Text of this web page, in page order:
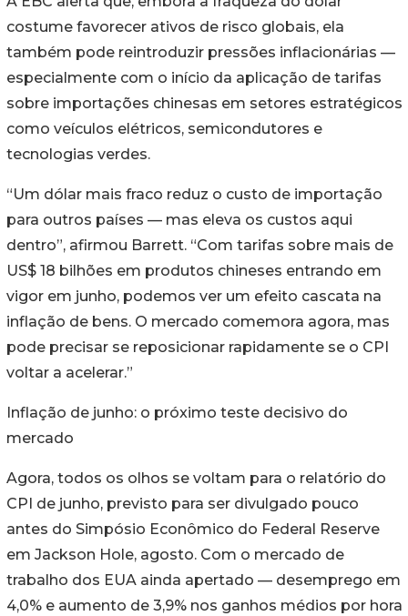
costume favorecer ativos de risco globais, ela
também pode reintroduzir pressões inflacionárias —
especialmente com o início da aplicação de tarifas
sobre importações chinesas em setores estratégicos
como veículos elétricos, semicondutores e
tecnologias verdes.
“Um dólar mais fraco reduz o custo de importação
para outros países — mas eleva os custos aqui
dentro”, afirmou Barrett. “Com tarifas sobre mais de
US$ 18 bilhões em produtos chineses entrando em
vigor em junho, podemos ver um efeito cascata na
inflação de bens. O mercado comemora agora, mas
pode precisar se reposicionar rapidamente se o CPI
voltar a acelerar.”
Inflação de junho: o próximo teste decisivo do
mercado
Agora, todos os olhos se voltam para o relatório do
CPI de junho, previsto para ser divulgado pouco
antes do Simpósio Econômico do Federal Reserve
em Jackson Hole, agosto. Com o mercado de
trabalho dos EUA ainda apertado — desemprego em
4,0% e aumento de 3,9% nos ganhos médios por hora